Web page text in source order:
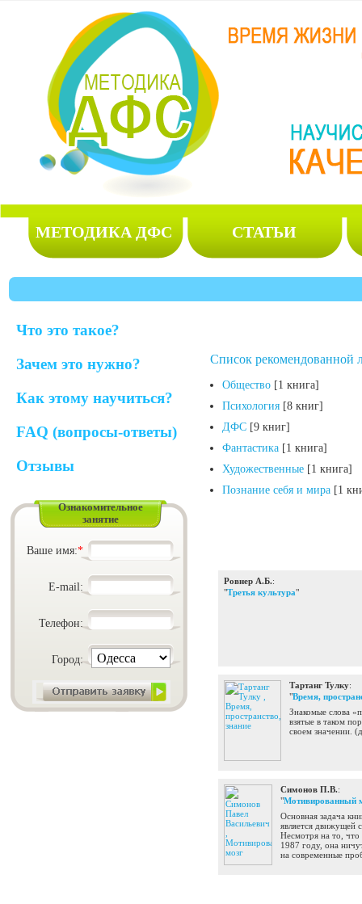
МЕТОДИКА ДФС СТАТЬИ
Что это такое?
Зачем это нужно?
Как этому научиться?
FAQ (вопросы-ответы)
Отзывы
Ознакомительное
занятие
Ваше имя:*
E-mail:
Телефон:
Город:
Список рекомендованной
Общество [1 книга]
Психология [8 книг]
ДФС [9 книг]
Фантастика [1 книга]
Художественные [1 книга]
Познание себя и мира [1
Ровнер А.Б.:
"Третья культура"
Тартанг Тулку:
"Время,
Знакомые слова
взятые в таком
своем значении.
Симонов П.В.:
"Мотивированный
Основная задача
является движущей
Несмотря на то,
1987 году, она
на современные